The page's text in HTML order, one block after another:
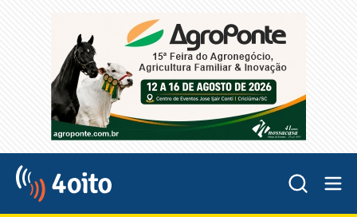
4oito